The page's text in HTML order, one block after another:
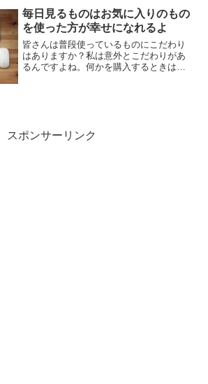
に使用している愛用品を一挙大公開！！
ぜひ、このブログをご覧の...
毎日見るものはお気に入りのもの
を使った方が幸せになれるよ
皆さんは普段使っているものにこだわり
はありますか？私は意外とこだわりがあ
るんですよね。何かを購入するときは一
スポンサーリンク